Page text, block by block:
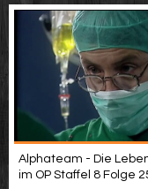
Alphateam - Die
im OP Staffel 8 Folge